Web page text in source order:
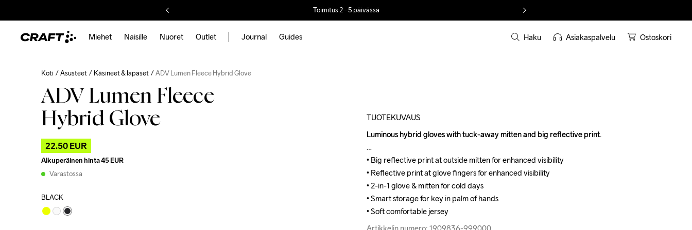
Toimitus 2–5 päivässä
Miehet Naisille Nuoret Outlet Journal Guides Haku Asiakaspalvelu Ostoskori
Koti Asusteet Käsineet & lapaset ADV Lumen Fleece Hybrid Glove
ADV Lumen Fleece
Hybrid Glove
22.50 EUR
Alkuperäinen hinta45 EUR
Varastossa
BLACK
TUOTEKUVAUS
Luminous hybrid gloves with tuck-away mitten and big reflective print.
• Big reflective print at outside mitten for enhanced visibility
• Reflective print at glove fingers for enhanced visibility
• 2-in-1 glove & mitten for cold days
• Smart storage for key in palm of hands
• Soft comfortable jersey
Artikkelin numero: 1909836-999000
Luminous hybrid gloves with tuck-away mitten and big reflective print.
• Big reflective print at outside mitten for enhanced visibility
• Reflective print at glove fingers for enhanced visibility
• 2-in-1 glove & mitten for cold days
• Smart storage for key in palm of hands
• Soft comfortable jersey
Artikkelin numero: 1909836-999000